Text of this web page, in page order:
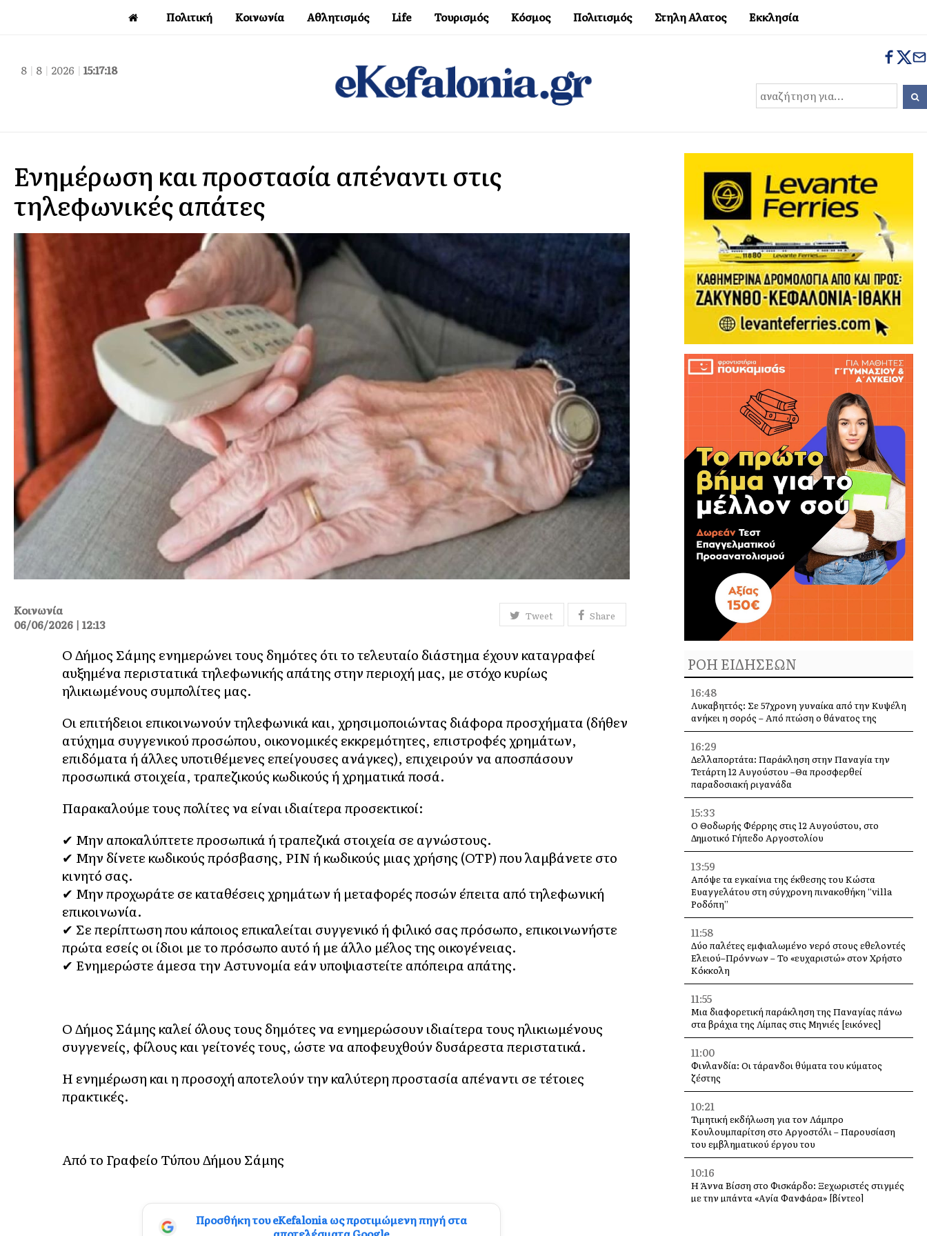
Πολιτική Κοινωνία Αθλητισμός Life Τουρισμός Κόσμος Πολιτισμός Στηλη Αλατος Εκκλησία
8 | 8 | 2026 | 15:17:19
Ενημέρωση και προστασία απέναντι στις
τηλεφωνικές απάτες
Tweet Share
Κοινωνία
06/06/2026 | 12:13
Ο Δήμος Σάμης ενημερώνει τους δημότες ότι το τελευταίο διάστημα έχουν καταγραφεί
αυξημένα περιστατικά τηλεφωνικής απάτης στην περιοχή μας, με στόχο κυρίως
ηλικιωμένους συμπολίτες μας.
Οι επιτήδειοι επικοινωνούν τηλεφωνικά και, χρησιμοποιώντας διάφορα προσχήματα (δήθεν
ατύχημα συγγενικού προσώπου, οικονομικές εκκρεμότητες, επιστροφές χρημάτων,
επιδόματα ή άλλες υποτιθέμενες επείγουσες ανάγκες), επιχειρούν να αποσπάσουν
προσωπικά στοιχεία, τραπεζικούς κωδικούς ή χρηματικά ποσά.
Παρακαλούμε τους πολίτες να είναι ιδιαίτερα προσεκτικοί:
✔ Μην αποκαλύπτετε προσωπικά ή τραπεζικά στοιχεία σε αγνώστους.
✔ Μην δίνετε κωδικούς πρόσβασης, PIN ή κωδικούς μιας χρήσης (OTP) που λαμβάνετε στο
κινητό σας.
✔ Μην προχωράτε σε καταθέσεις χρημάτων ή μεταφορές ποσών έπειτα από τηλεφωνική
επικοινωνία.
✔ Σε περίπτωση που κάποιος επικαλείται συγγενικό ή φιλικό σας πρόσωπο, επικοινωνήστε
πρώτα εσείς οι ίδιοι με το πρόσωπο αυτό ή με άλλο μέλος της οικογένειας.
✔ Ενημερώστε άμεσα την Αστυνομία εάν υποψιαστείτε απόπειρα απάτης.
Ο Δήμος Σάμης καλεί όλους τους δημότες να ενημερώσουν ιδιαίτερα τους ηλικιωμένους
συγγενείς, φίλους και γείτονές τους, ώστε να αποφευχθούν δυσάρεστα περιστατικά.
Η ενημέρωση και η προσοχή αποτελούν την καλύτερη προστασία απέναντι σε τέτοιες
πρακτικές.
Από το Γραφείο Τύπου Δήμου Σάμης
Προσθήκη του eKefalonia ως προτιμώμενη πηγή στα
ΡΟΗ ΕΙΔΗΣΕΩΝ
16:48
Λυκαβηττός: Σε 57χρονη γυναίκα από την Κυψέλη
ανήκει η σορός – Από πτώση ο θάνατος της
16:29
Δελλαπορτάτα: Παράκληση στην Παναγία την
Τετάρτη 12 Αυγούστου –Θα προσφερθεί
παραδοσιακή ριγανάδα
15:33
Ο Θοδωρής Φέρρης στις 12 Αυγούστου, στο
Δημοτικό Γήπεδο Αργοστολίου
13:59
Απόψε τα εγκαίνια της έκθεσης του Κώστα
Ευαγγελάτου στη σύγχρονη πινακοθήκη “villa
Ροδόπη”
11:58
Δύο παλέτες εμφιαλωμένο νερό στους εθελοντές
Ελειού–Πρόννων – Το «ευχαριστώ» στον Χρήστο
Κόκκολη
11:55
Μια διαφορετική παράκληση της Παναγίας πάνω
στα βράχια της Λίμπας στις Μηνιές [εικόνες]
11:00
Φινλανδία: Οι τάρανδοι θύματα του κύματος
ζέστης
10:21
Τιμητική εκδήλωση για τον Λάμπρο
Κουλουμπαρίτση στο Αργοστόλι – Παρουσίαση
του εμβληματικού έργου του
10:16
Η Άννα Βίσση στο Φισκάρδο: Ξεχωριστές στιγμές
με την μπάντα «Αγία Φανφάρα» [βίντεο]